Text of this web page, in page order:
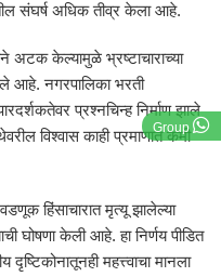
Group
संघर्ष अधिक तीव्र केला आहे.
अटक केल्यामुळे भ्रष्टाचाराच्या
आहे. नगरपालिका भरती
प्रश्नचिन्ह निर्माण झाले
विश्वास काही प्रमाणात कमी
हिंसाचारात मृत्यू झालेल्या
घोषणा केली आहे. हा निर्णय पीडित
महत्त्वाचा मानला